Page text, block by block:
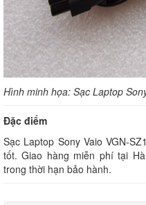
Hình minh họa: Sạc Laptop
Đặc điểm
Sạc Laptop Sony Vaio VGN-
tốt. Giao hàng miễn phí tại
trong thời hạn bảo hành.